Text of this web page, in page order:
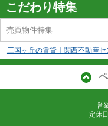
こだわり特集
売買物件特集
三国ヶ丘の賃貸｜関西不動産セ
営
定休